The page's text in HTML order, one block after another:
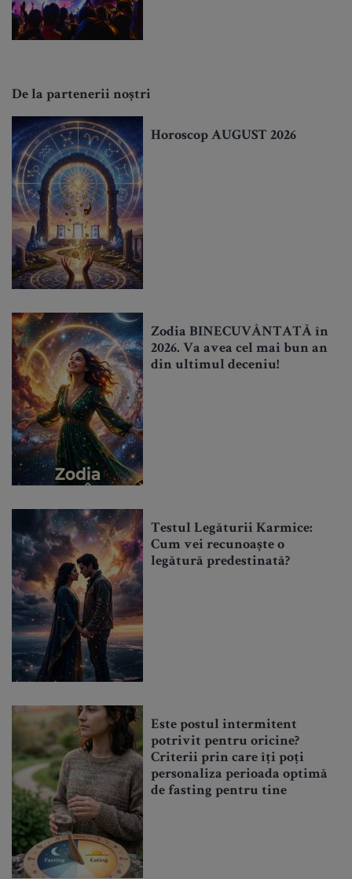
De la partenerii noștri
Horoscop AUGUST 2026
Zodia BINECUVÂNTATĂ în
2026. Va avea cel mai bun an
din ultimul deceniu!
Testul Legăturii Karmice:
Cum vei recunoaște o
legătură predestinată?
Este postul intermitent
potrivit pentru oricine?
Criterii prin care îți poți
personaliza perioada optimă
de fasting pentru tine